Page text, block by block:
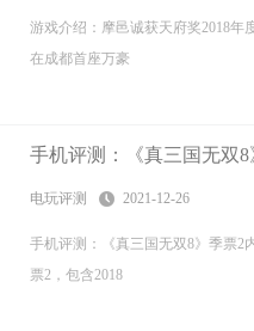
游戏介绍：摩邑诚获天府奖2018年
在成都首座万豪
手机评测：《真三国无双
电玩评测 2021-12-26
手机评测：《真三国无双8》季票2
票2，包含2018